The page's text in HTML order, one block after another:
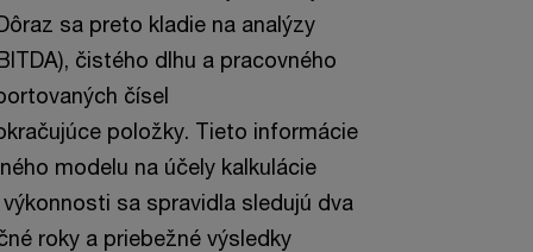
sa preto kladie na analýzy
čistého dlhu a pracovného
čísel
položky. Tieto informácie
modelu na účely kalkulácie
sa spravidla sledujú dva
roky a priebežné výsledky